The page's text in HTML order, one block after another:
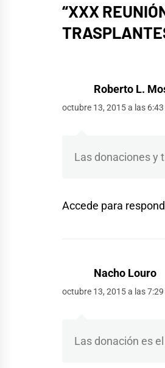
“XXX
Roberto L.
octubre 13, 2015 a las
Las donaciones y
Accede para
Nacho Louro
octubre 13, 2015 a las
Las donación es